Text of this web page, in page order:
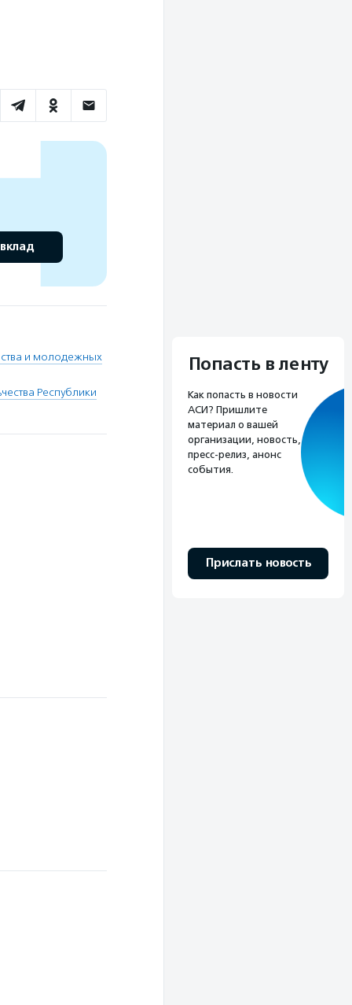
и молодежных
Республики
Попасть в ленту
Как попасть в новости
АСИ? Пришлите
материал о вашей
организации, новость,
пресс-релиз, анонс
события.
Прислать новость